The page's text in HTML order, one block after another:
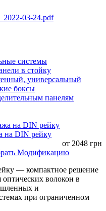
03-24.pdf
системы
в стойку
универсальный
боксы
панелям
на DIN рейку
от 2048 грн
Модификацию
— компактное решение
оптических волокон в
и
при ограниченном